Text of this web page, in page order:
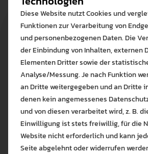
Diese Website nutzt Cookies und
Funktionen zur Verarbeitung von
und personenbezogenen Daten. Die
der Einbindung von Inhalten, externen
Elementen Dritter sowie der
Analyse/Messung. Je nach Funktion
an Dritte weitergegeben und an Dritte
denen kein angemessenes
und von diesen verarbeitet wird, z. B.
Einwilligung ist stets freiwillig, für die
Website nicht erforderlich und kann
Seite abgelehnt oder widerrufen
Bitte
Die auf
Lernen
Alle